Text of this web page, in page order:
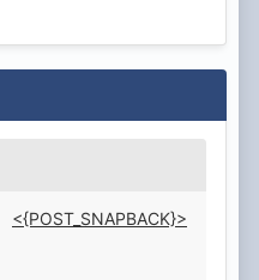
<{POST_SNAPBACK}>